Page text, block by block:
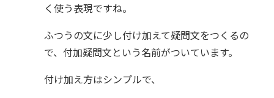
く使う表現ですね。
ふつうの文に少し付け加えて疑問文をつくるの
で、付加疑問文という名前がついています。
付け加え方はシンプルで、